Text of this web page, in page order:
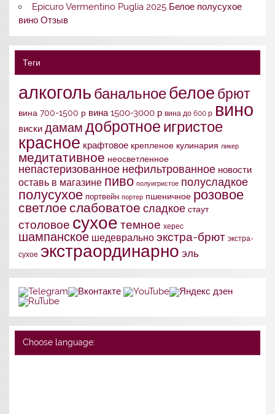
Epicuro Vermentino Puglia 2025 Белое полусухое
вино Отзыв
Теги
алкоголь банальноебелое брют
вина 700-1500 р вина 1500-3000 р вина до 600 р вино
виски дамам добротное игристое
красное крафтовое крепленое кулинария ликер
медитативное неосветленное
непастеризованное нефильтрованное новости
оставь в магазине пиво полуигристое полусладкое
полусухое портвейн портер пшеничное розовое
светлое слабоватое сладкое стаут
столовое сухое темное херес
шампанское шедеврально экстра-брют экстра-
сухое экстраординарно эль
Choose language: